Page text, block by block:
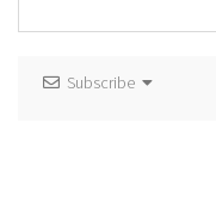
Subscribe